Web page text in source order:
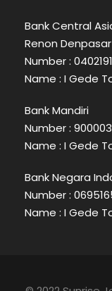
Bank Central
Renon
Number :
Name : I Gede
Bank Mandiri
Number :
Name : I Gede
Bank Negara
Number :
Name : I Gede